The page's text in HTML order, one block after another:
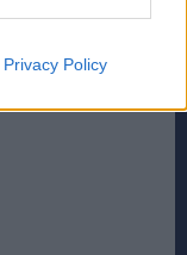
Privacy Policy